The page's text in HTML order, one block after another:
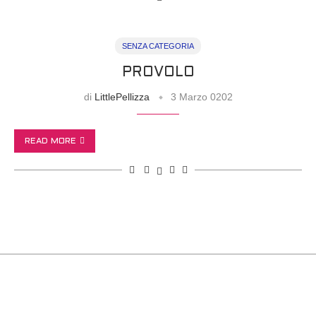
SENZA CATEGORIA
PROVOLO
di LittlePellizza 3 Marzo 0202
READ MORE